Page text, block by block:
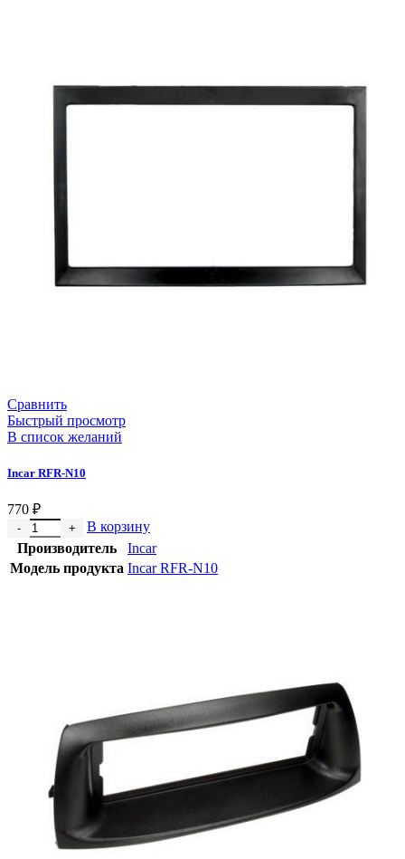
Сравнить
Быстрый просмотр
В список желаний
Incar RFR-N10
770 ₽
В корзину
Производитель
Incar
Модель продукта Incar RFR-N10